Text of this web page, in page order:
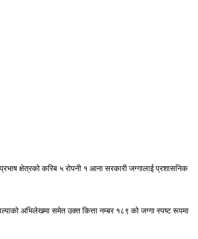
क्षेत्रको करिब ५ रोपनी १ आना सरकारी जग्गालाई प्रशासनिक
अभिलेखमा समेत उक्त कित्ता नम्बर १८९ को जग्गा स्पष्ट रूपमा